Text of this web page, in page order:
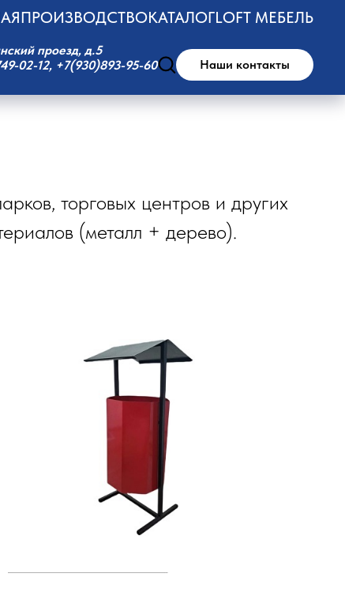
ПРОИЗВОДСТВОКАТАЛОГLOFT МЕБЕЛЬ
проезд, д.5
02-12, +7(930)893-95-60
Наши контакты
торговых центров и других
(металл + дерево).